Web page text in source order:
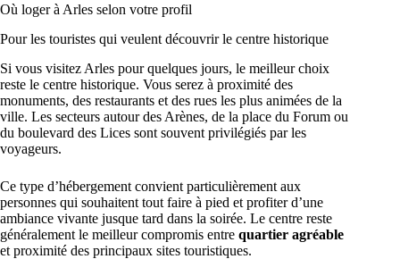
Où loger à Arles selon votre profil
Pour les touristes qui veulent découvrir le centre historique
Si vous visitez Arles pour quelques jours, le meilleur choix
reste le centre historique. Vous serez à proximité des
monuments, des restaurants et des rues les plus animées de la
ville. Les secteurs autour des Arènes, de la place du Forum ou
du boulevard des Lices sont souvent privilégiés par les
voyageurs.
Ce type d’hébergement convient particulièrement aux
personnes qui souhaitent tout faire à pied et profiter d’une
ambiance vivante jusque tard dans la soirée. Le centre reste
généralement le meilleur compromis entre quartier agréable
et proximité des principaux sites touristiques.